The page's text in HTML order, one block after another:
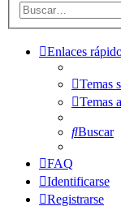
Enlaces
Temas
Temas
Buscar
FAQ
Identificarse
Registrarse